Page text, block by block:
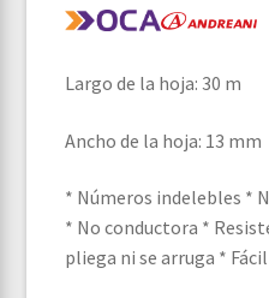
Largo de la hoja: 30 m
Ancho de la hoja: 13 mm
* Números indelebles *
* No conductora *
pliega ni se arruga *